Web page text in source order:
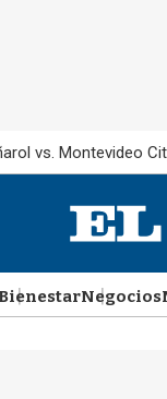
vs. Montevideo
BienestarNegocios